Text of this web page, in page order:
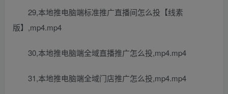
29,本地推电脑端标准推广直播间怎么投【线素
版】,mp4.mp4
30,本地推电脑端全域直播推广怎么投,mp4.mp4
31,本地推电脑端全域门店推广怎么投,mp4.mp4